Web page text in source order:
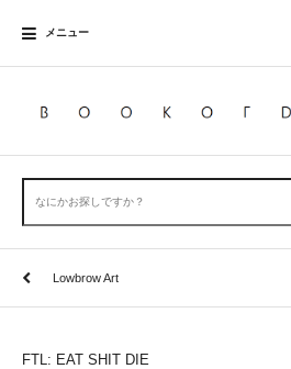
メニュー
Lowbrow Art
FTL: EAT SHIT DIE